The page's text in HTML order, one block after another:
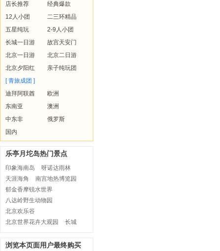
店长推荐
经典爆款
12人小团
二三环精品
五星纯玩
2-9人小团
长城一日游
故宫天安门
北京一日游
北京二日游
北京夕阳红
亲子纯玩团
[ 青旅成团 ]
迪拜阿联酋
欧洲
东南亚
澳洲
中东非
俄罗斯
国内
乐亭月坨岛热门景点
印象海南岛
呀诺达雨林
天涯海角
南宫地热博览园
郁金香摩锐水世界
八达岭野生动物园
北京欢乐谷
北京世界花卉大观园
长城
浏览本页面用户最终购买